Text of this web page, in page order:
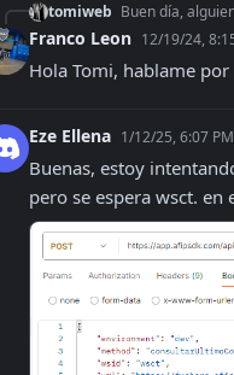
tomiweb Buen día,
Franco Leon 12/19/24,
Hola Tomi, hablame
Eze Ellena 1/12/25, 6:07 PM
Buenas, estoy
pero se espera wsct. en